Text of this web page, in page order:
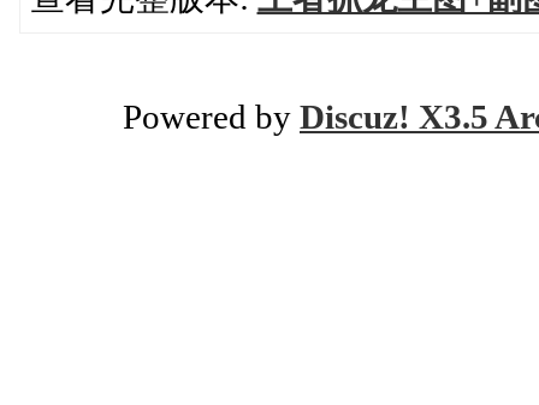
Powered by Discuz! X3.5